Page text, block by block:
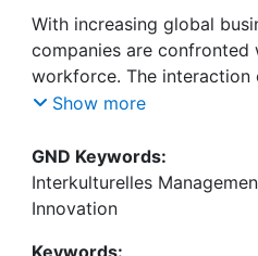
unterschiedlich kulturell
findet in sogenannten
eigene Lebenswelt infrage
Individuum mit
konfrontiert wird. Dies
Spektrum an
dysfunktionaler
Es herrscht bislang keine
With increasing global
companies are confronted
workforce. The interaction
different cultures results in
with diverging mindsets.
encounters have the
range of ideas and
Show more
GND Keywords:
Interkulturelles
Innovation